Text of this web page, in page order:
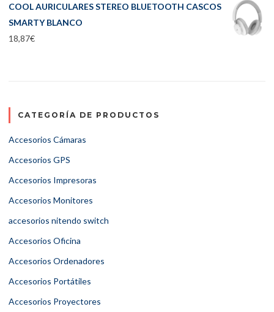
COOL AURICULARES STEREO BLUETOOTH CASCOS
SMARTY BLANCO
18,87€
CATEGORÍA DE PRODUCTOS
Accesorios Cámaras
Accesorios GPS
Accesorios Impresoras
Accesorios Monitores
accesorios nitendo switch
Accesorios Oficina
Accesorios Ordenadores
Accesorios Portátiles
Accesorios Proyectores